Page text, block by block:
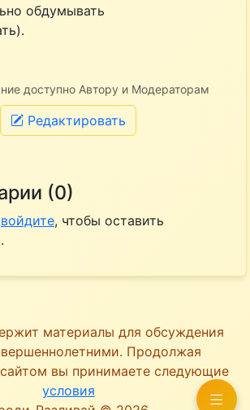
обдумывать
доступно Автору и Модераторам
Редактировать
(0)
войдите, чтобы оставить
материалы для обсуждения
Продолжая
сайтом вы принимаете следующие
условия